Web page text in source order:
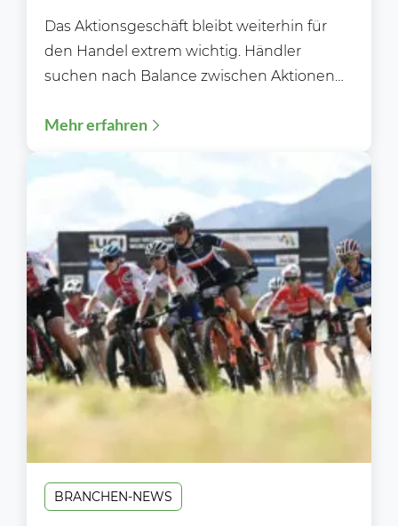
Das Aktionsgeschäft bleibt weiterhin für
den Handel extrem wichtig. Händler
suchen nach Balance zwischen Aktionen
Lebensmittelhandel bleiben Aktionspreise
und...
Mehr erfahren
BRANCHEN-NEWS